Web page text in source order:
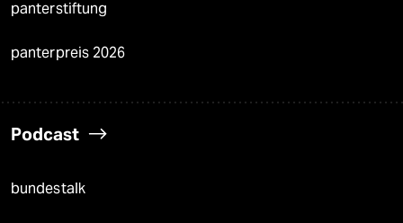
panterstiftung
panterpreis 2026
Podcast
bundestalk